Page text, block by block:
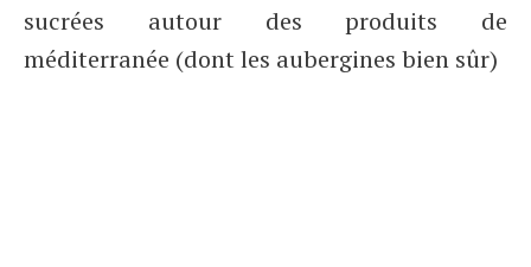
sucrées autour des produits de
méditerranée (dont les aubergines bien sûr)